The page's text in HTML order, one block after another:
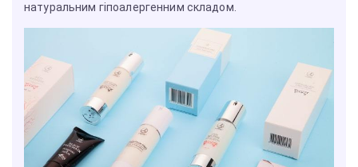
натуральним гіпоалергенним складом.